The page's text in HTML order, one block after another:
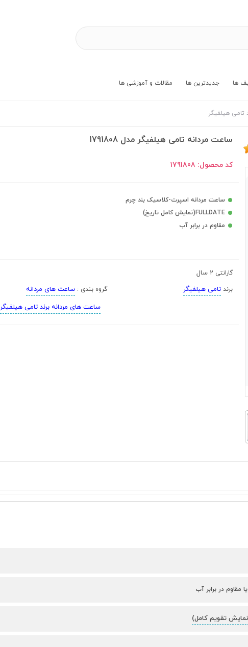
ها جدیدترین ها مقالات و آموزشی ها
تامی هیلفیگر
ساعت مردانه تامی هیلفیگر مدل 1791808
کد محصول: 1791808
ساعت مردانه اسپرت-کلاسیک بند چرم
FULLDATE(نمایش کامل تاریخ)
مقاوم در برابر آب
گارانتی 2 سال
برندتامی هیلفیگر گروه بندی :ساعت های مردانه
ساعت های مردانه برند تامی هیلفیگر
مقاوم در برابر آب
تقویم کامل)